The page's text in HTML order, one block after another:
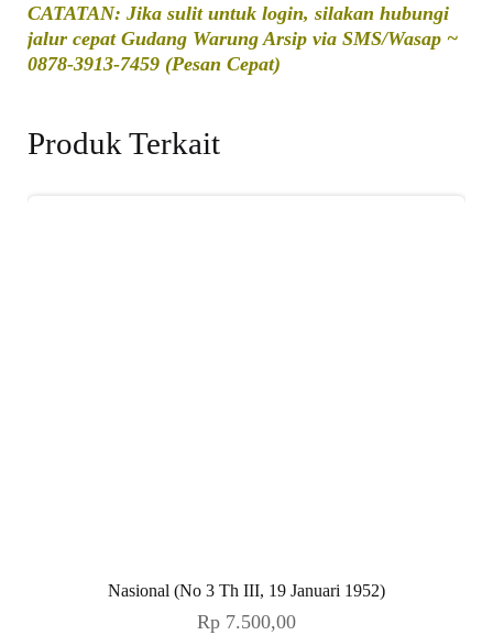
CATATAN: Jika sulit untuk login, silakan hubungi
jalur cepat Gudang Warung Arsip via SMS/Wasap ~
0878-3913-7459 (Pesan Cepat)
Produk Terkait
Nasional (No 3 Th III, 19 Januari 1952)
Rp 7.500,00